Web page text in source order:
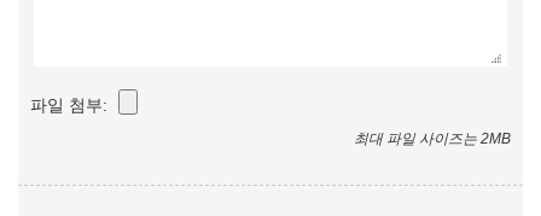
파일 첨부:
최대 파일 사이즈는 2MB